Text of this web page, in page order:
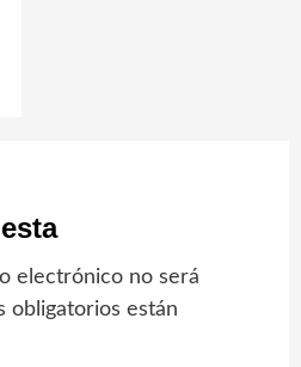
electrónico no será
obligatorios están